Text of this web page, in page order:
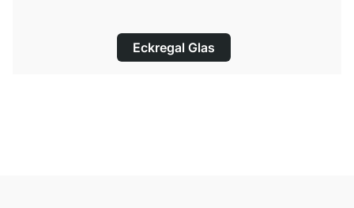
Eckregal Glas